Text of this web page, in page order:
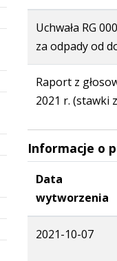
Uchwała RG
za odpady od
Raport z
2021 r. (stawki
Informacje o
Data
wytworzenia
2021-10-07